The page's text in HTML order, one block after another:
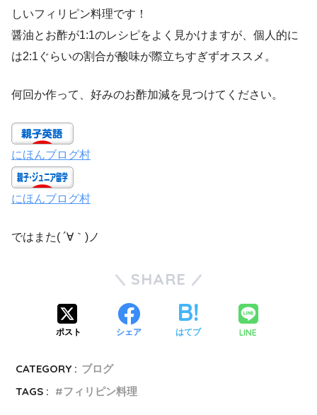
しいフィリピン料理です！
醤油とお酢が1:1のレシピをよく見かけますが、個人的に
は2:1ぐらいの割合が酸味が際立ちすぎずオススメ。
何回か作って、好みのお酢加減を見つけてください。
にほんブログ村
にほんブログ村
ではまた( ´∀｀)ノ
SHARE
ポスト シェア はてブ LINE
CATEGORY : ブログ
TAGS :
フィリピン料理